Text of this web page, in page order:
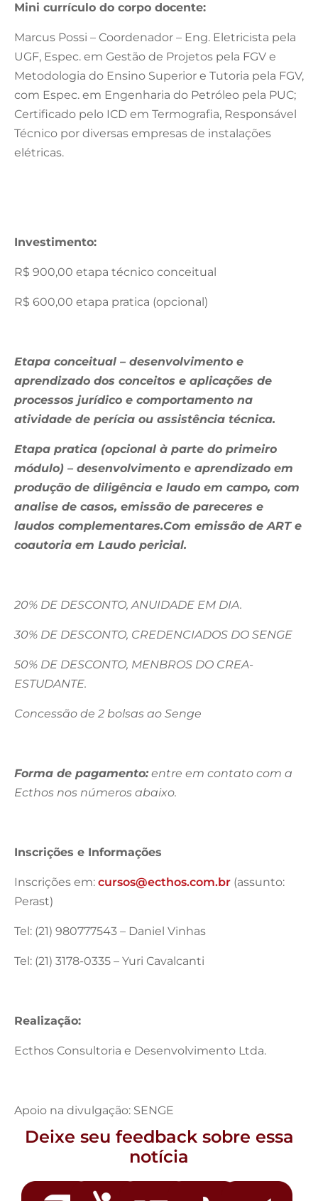
Mini currículo do corpo docente:
Marcus Possi – Coordenador – Eng. Eletricista pela
UGF, Espec. em Gestão de Projetos pela FGV e
Metodologia do Ensino Superior e Tutoria pela FGV,
com Espec. em Engenharia do Petróleo pela PUC;
Certificado pelo ICD em Termografia, Responsável
Técnico por diversas empresas de instalações
elétricas.
Investimento:
R$ 900,00 etapa técnico conceitual
R$ 600,00 etapa pratica (opcional)
Etapa conceitual – desenvolvimento e
aprendizado dos conceitos e aplicações de
processos jurídico e comportamento na
atividade de perícia ou assistência técnica.
Etapa pratica (opcional à parte do primeiro
módulo) – desenvolvimento e aprendizado em
produção de diligência e laudo em campo, com
analise de casos, emissão de pareceres e
laudos complementares.Com emissão de ART e
coautoria em Laudo pericial.
20% DE DESCONTO, ANUIDADE EM DIA.
30% DE DESCONTO, CREDENCIADOS DO SENGE
50% DE DESCONTO, MENBROS DO CREA-
ESTUDANTE.
Concessão de 2 bolsas ao Senge
Forma de pagamento:entre em contato com a
Ecthos nos números abaixo.
Inscrições e Informações
Inscrições em: cursos@ecthos.com.br (assunto:
Perast)
Tel: (21) 980777543 – Daniel Vinhas
Tel: (21) 3178-0335 – Yuri Cavalcanti
Realização:
Ecthos Consultoria e Desenvolvimento Ltda.
Apoio na divulgação: SENGE
Deixe seu feedback sobre essa
notícia